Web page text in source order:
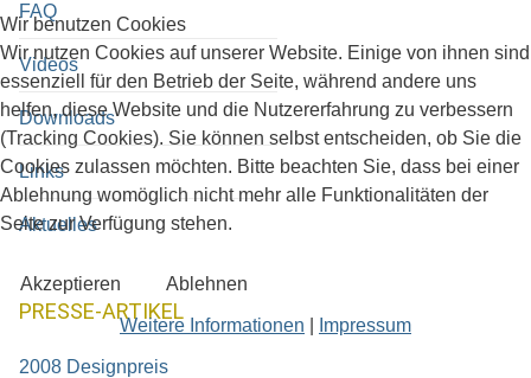
FAQ
Videos
Downloads
Links
Aktuelles
PRESSE-ARTIKEL
2008 Designpreis
Wir benutzen Cookies
Wir nutzen Cookies auf unserer Website. Einige von ihnen sind
essenziell für den Betrieb der Seite, während andere uns
helfen, diese Website und die Nutzererfahrung zu verbessern
(Tracking Cookies). Sie können selbst entscheiden, ob Sie die
Cookies zulassen möchten. Bitte beachten Sie, dass bei einer
Ablehnung womöglich nicht mehr alle Funktionalitäten der
Seite zur Verfügung stehen.
Akzeptieren Ablehnen
Weitere Informationen Impressum